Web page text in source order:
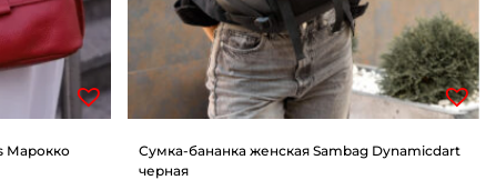
Марокко
Сумка-бананка женская Sambag Dynamicdart
черная